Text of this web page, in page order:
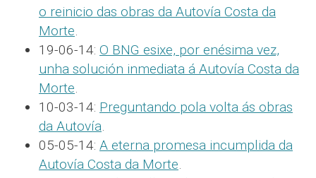
o reinicio das obras da Autovía Costa da
Morte.
19-06-14: O BNG esixe, por enésima vez,
unha solución inmediata á Autovía Costa da
Morte.
10-03-14: Preguntando pola volta ás obras
da Autovía.
05-05-14: A eterna promesa incumplida da
Autovía Costa da Morte.